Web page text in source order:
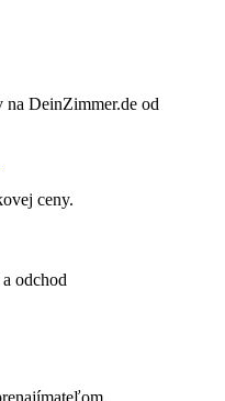
DeinZimmer.de od
ceny.
odchod